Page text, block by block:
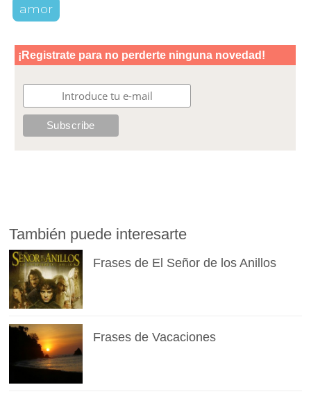
amor
También puede interesarte
Frases de El Señor de los Anillos
Frases de Vacaciones